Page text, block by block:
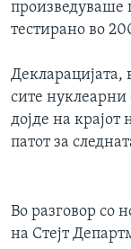
произведуваше
тестирано во
Декларацијата,
сите нуклеарни
дојде на
патот за
Во разговор со
на Стејт